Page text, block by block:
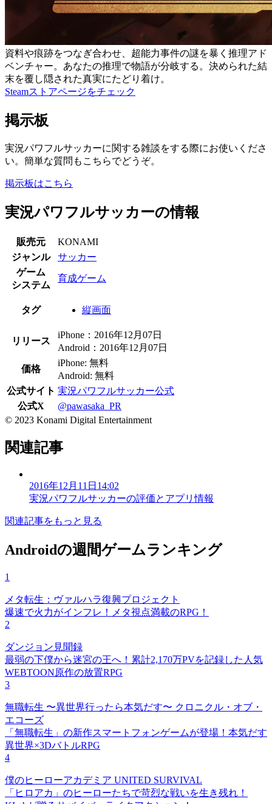
資料や痕跡をつなぎ合わせ、超能力事件の謎を暴く推理アド
ベンチャー。あなたの推理で物語が分岐する。決められた結
末を覆し隠された真実にたどり着け。
Steamストアページをチェック
掲示板
実況パワフルサッカーに関する雑談をする際にお使いくださ
い。簡単な質問もこちらでどうぞ。
掲示板はこちら
実況パワフルサッカーの情報
販売元
KONAMI
ジャンル
サッカー
ゲーム
システム
育成ゲーム
タグ 縦画面
リリース
iPhone：2016年12月07日
Android：2016年12月07日
価格
iPhone: 無料
Android: 無料
公式サイト 実況パワフルサッカー公式
公式X
@pawasaka_PR
© 2023 Konami Digital Entertainment
関連記事
2016年12月11日14:02
実況パワフルサッカーの評価とアプリ情報
関連記事をもっと見る
Androidの週間ゲームランキング
1
メタ転生：ヴァルハラ復興プロジェクト
爆速で火力がインフレ！メタ視点満載のRPG！
2
ダンジョン見聞録
最弱の下僕から迷宮の王へ！累計2,170万PVを記録した人気
WEBTOON原作の放置RPG
3
無職転生 〜異世界行ったら本気だす〜 クロニクル・オブ・
エコーズ
「無職転生」の新作スマートフォンゲームが登場！本気だす
異世界×3DバトルRPG
4
僕のヒーローアカデミア UNITED SURVIVAL
「ヒロアカ」のヒーローたちで苛烈な戦いを生き残れ！